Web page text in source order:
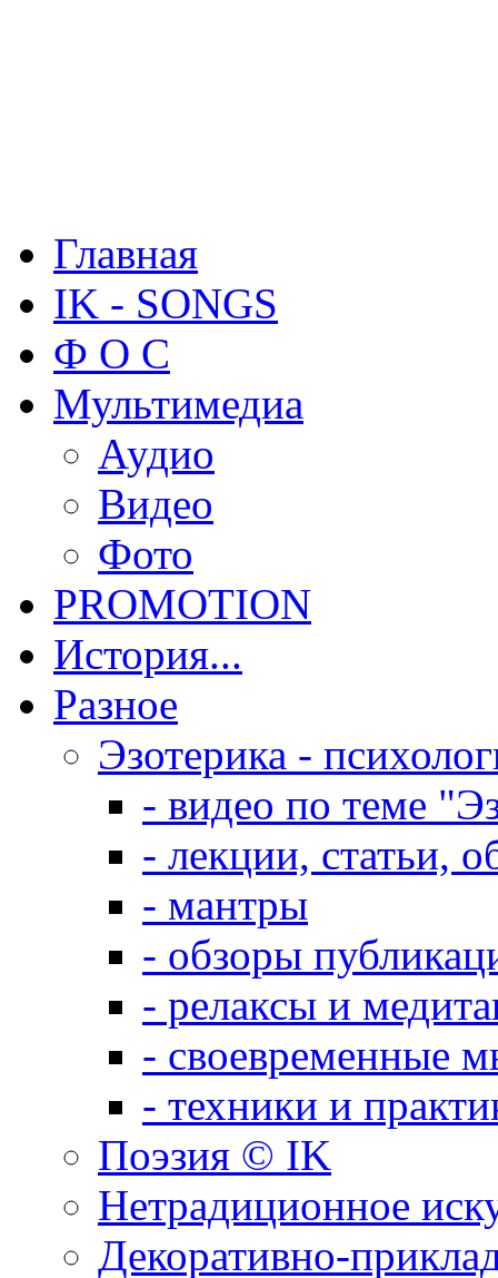
Главная
IK - SONGS
Ф О С
Мультимедиа
Аудио
Видео
Фото
PROMOTION
История...
Разное
Эзотерика -
- видео по теме
- лекции, статьи,
- мантры
- обзоры
- релаксы и
- своевременные
- техники и
Поэзия © IK
Нетрадиционное
Декоративно-